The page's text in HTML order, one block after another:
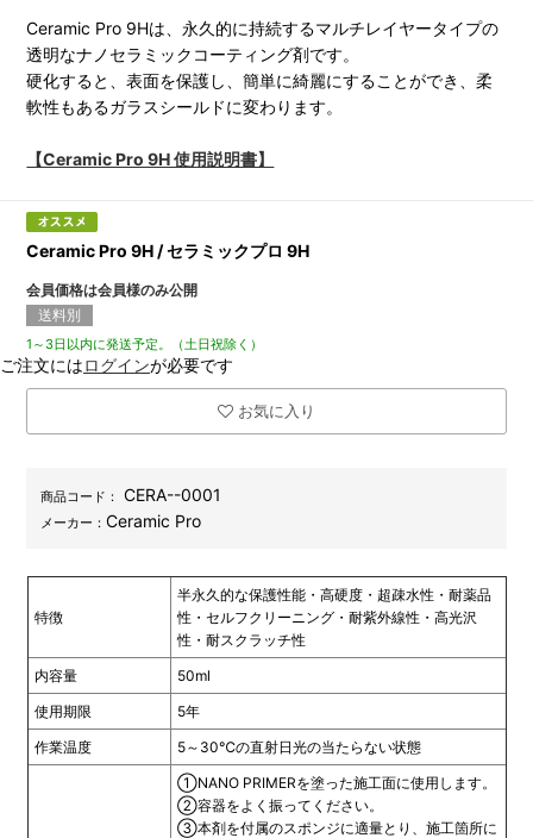
Ceramic Pro 9Hは、永久的に持続するマルチレイヤータイプの
透明なナノセラミックコーティング剤です。
硬化すると、表面を保護し、簡単に綺麗にすることができ、柔
軟性もあるガラスシールドに変わります。
【Ceramic Pro 9H 使用説明書】
Ceramic Pro 9H / セラミックプロ 9H
会員価格は会員様のみ公開
送料別
1～3日以内に発送予定。（土日祝除く）
ご注文にはログインが必要です
お気に入り
商品コード： CERA--0001
メーカー：Ceramic Pro
特徴
半永久的な保護性能・高硬度・超疎水性・耐薬品
性・セルフクリーニング・耐紫外線性・高光沢
性・耐スクラッチ性
内容量
50ml
使用期限
5年
作業温度
5～30℃の直射日光の当たらない状態
①NANO PRIMERを塗った施工面に使用します。
②容器をよく振ってください。
③本剤を付属のスポンジに適量とり、施工箇所に